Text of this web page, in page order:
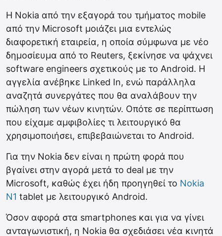
Η Nokia από την εξαγορά του τμήματος mobile
από την Microsoft μοιάζει μια εντελώς
διαφορετική εταιρεία, η οποία σύμφωνα με νέο
δημοσίευμα από το Reuters, ξεκίνησε να ψάχνει
software engineers σχετικούς με το Android. Η
αγγελία ανέβηκε Linked In, ενώ παράλληλα
αναζητά συνεργάτες που θα αναλάβουν την
πώληση των νέων κινητών. Οπότε σε περίπτωση
που είχαμε αμφιβολίες τι λειτουργικό θα
χρησιμοποιήσει, επιβεβαιώνεται το Android.
Για την Nokia δεν είναι η πρώτη φορά που
βγαίνει στην αγορά μετά το deal με την
Microsoft, καθώς έχει ήδη προηγηθεί το Nokia
N1 tablet με λειτουργικό Android.
Όσον αφορά στα smartphones και για να γίνει
ανταγωνιστική, η Nokia θα σχεδιάσει νέα κινητά